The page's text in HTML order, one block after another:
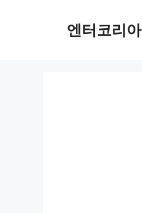
엔터코리아